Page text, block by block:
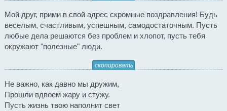
Мой друг, прими в свой адрес скромные поздравления! Будь
веселым, счастливым, успешным, самодостаточным. Пусть
любые дела решаются без проблем и хлопот, пусть тебя
окружают "полезные" люди.
скопировать
Не важно, как давно мы дружим,
Прошли вдвоем жару и стужу.
Пусть жизнь твою наполнит свет